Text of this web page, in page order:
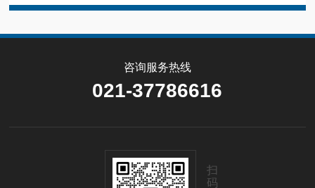
咨询服务热线
021-37786616
扫
码